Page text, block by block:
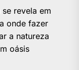
revela em
onde fazer
a natureza
oásis